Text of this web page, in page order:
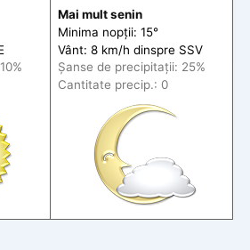
Mai mult senin
Minima nopții: 15°
Vânt: 8 km/h dinspre SSV
Șanse de precipitații: 25%
Cantitate precip.: 0